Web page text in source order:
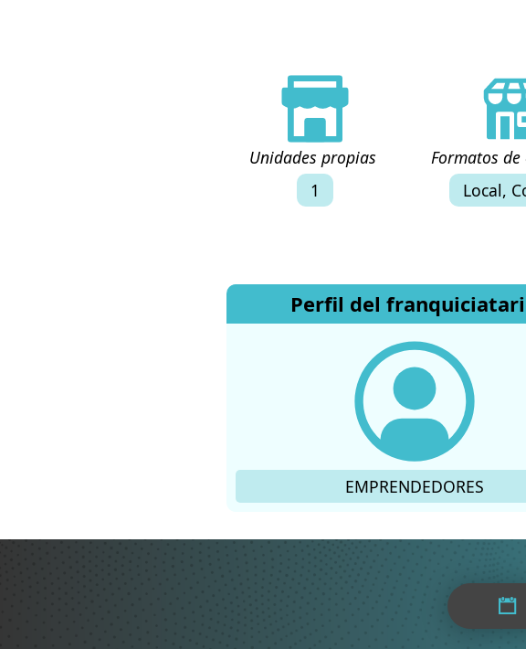
Unidades propias
1
Formatos
Local,
Perfil del
EMPRENDEDORES